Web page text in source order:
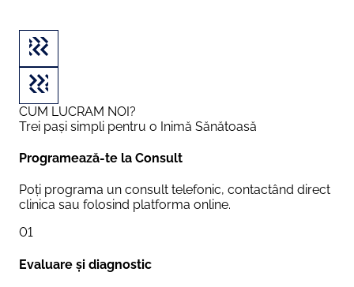
CUM LUCRAM NOI?
Trei pași simpli pentru o Inimă Sănătoasă
Programează-te la Consult
Poți programa un consult telefonic, contactând direct
clinica sau folosind platforma online.
01
Evaluare și diagnostic